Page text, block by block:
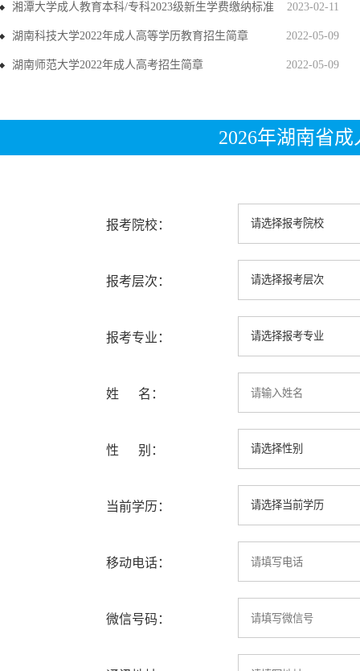
2023-02-11
湘潭大学成人教育本科/专科2023级新生学费缴纳标准
2022-05-09
湖南科技大学2022年成人高等学历教育招生简章
2022-05-09
湖南师范大学2022年成人高考招生简章
2026年湖南省
报考院校：
报考层次：
报考专业：
姓 名：
性 别：
当前学历：
移动电话：
微信号码：